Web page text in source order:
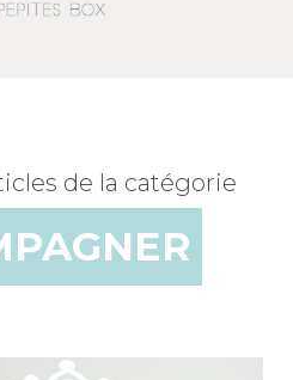
de la catégorie